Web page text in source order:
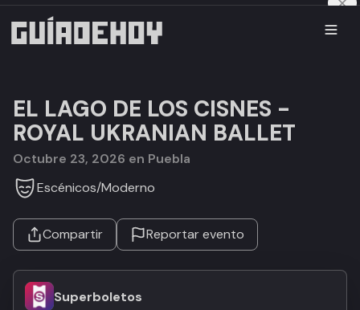
EL LAGO DE LOS CISNES -
ROYAL UKRANIAN BALLET
octubre 23, 2026 en Puebla
Escénicos/Moderno
Compartir Reportar evento
Superboletos